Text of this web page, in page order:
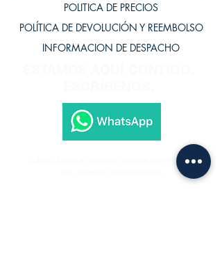
POLITICA DE PRECIOS
POLÍTICA DE DEVOLUCIÓN Y REEMBOLSO
INFORMACION DE DESPACHO
Subscríbete a nuestra página para recibir